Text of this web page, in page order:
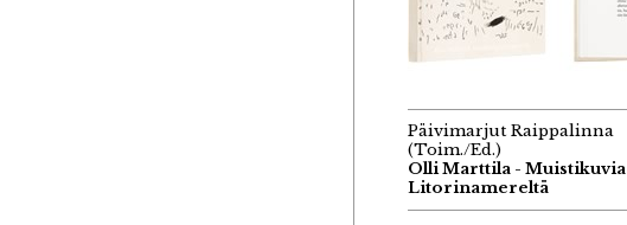
Päivimarjut Raippalinna
(Toim./Ed.)
Olli Marttila - Muistikuvia
Litorinamereltä